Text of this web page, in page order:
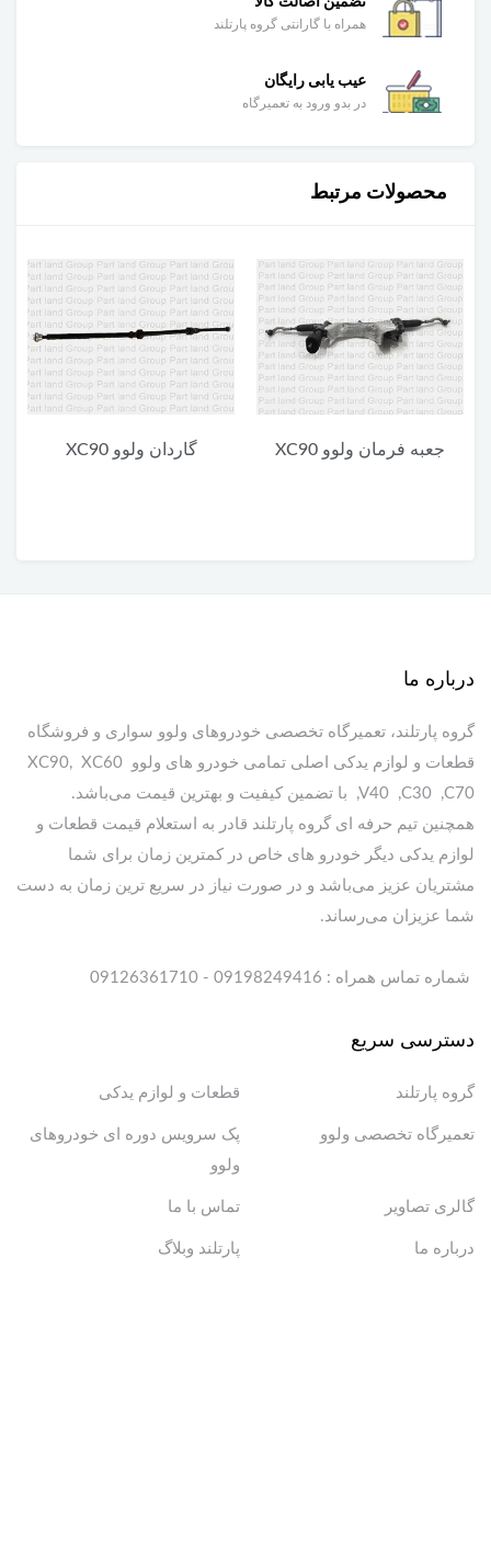
همراه با گارانتی گروه پارتلند
عیب یابی رایگان
در بدو ورود به تعمیرگاه
محصولات مرتبط
گاردان ولوو XC90
یونیت پایین چراغ جلو ولوو
درباره ما
گروه پارتلند، تعمیرگاه تخصصی خودروهای ولوو سواری و فروشگاه
قطعات و لوازم یدکی اصلی تمامی خودرو های ولوو XC90, XC60
,V40 ,C30 ,C70 با تضمین کیفیت و بهترین قیمت می‌باشد.
همچنین تیم حرفه ای گروه پارتلند قادر به استعلام قیمت قطعات و
لوازم یدکی دیگر خودرو های خاص در کمترین زمان برای شما
مشتریان عزیز می‌باشد و در صورت نیاز در سریع ترین زمان به دست
شما عزیزان می‌رساند.
شماره تماس همراه : 09198249416 - 09126361710
دسترسی سریع
گروه پارتلند قطعات و لوازم یدکی
تعمیرگاه تخصصی ولوو
پک سرویس دوره ای خودروهای
ولوو
گالری تصاویر تماس با ما
درباره ما پارتلند وبلاگ